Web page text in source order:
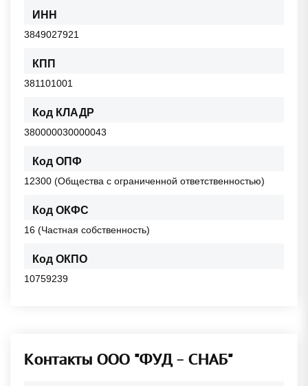
ИНН
3849027921
КПП
381101001
Код КЛАДР
380000030000043
Код ОПФ
12300 (Общества с ограниченной ответственностью)
Код ОКФС
16 (Частная собственность)
Код ОКПО
10759239
Контакты ООО "ФУД - СНАБ"